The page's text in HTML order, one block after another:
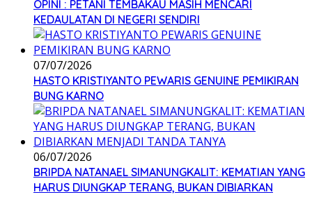
OPINI : PETANI TEMBAKAU MASIH MENCARI
KEDAULATAN DI NEGERI SENDIRI
07/07/2026
HASTO KRISTIYANTO PEWARIS GENUINE PEMIKIRAN
BUNG KARNO
06/07/2026
BRIPDA NATANAEL SIMANUNGKALIT: KEMATIAN YANG
HARUS DIUNGKAP TERANG, BUKAN DIBIARKAN